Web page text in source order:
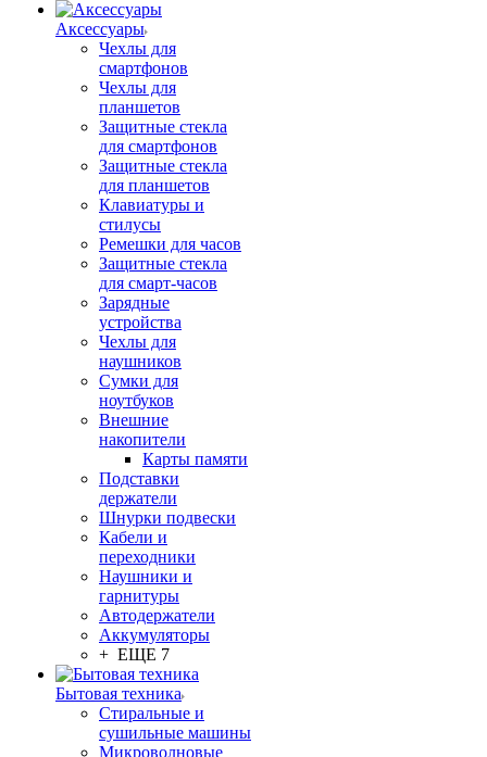
Аксессуары
Чехлы для
смартфонов
Чехлы для
планшетов
Защитные стекла
для смартфонов
Защитные стекла
для планшетов
Клавиатуры и
стилусы
Ремешки для часов
Защитные стекла
для смарт-часов
Зарядные
устройства
Чехлы для
наушников
Сумки для
ноутбуков
Внешние
накопители
Карты памяти
Подставки
держатели
Шнурки подвески
Кабели и
переходники
Наушники и
гарнитуры
Автодержатели
Аккумуляторы
+ ЕЩЕ 7
Бытовая техника
Стиральные и
сушильные машины
Микроволновые